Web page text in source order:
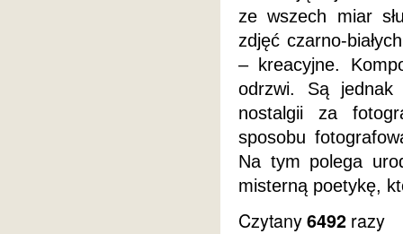
ze wszech miar
zdjęć czarno-
– kreacyjne.
odrzwi. Są jednak
nostalgii za
sposobu
Na tym polega
misterną poetykę,
Czytany6492 razy